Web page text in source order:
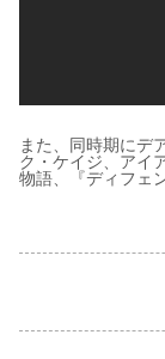
また、同時期にデ
ク・ケイジ、アイ
物語、『ディフェ